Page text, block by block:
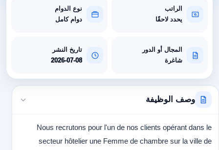
الراتب
يحدد لاحقًا
نوع الدوام
دوام كامل
المجال أو الدور
شاغرة
تاريخ النشر
2026-07-08
وصف الوظيفة
Nous recrutons pour l'un de nos clients opérant dans le
secteur hôtelier une Femme de chambre sur la ville de